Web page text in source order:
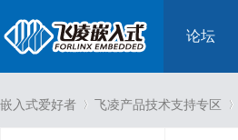
论坛
嵌入式爱好者 飞凌产品技术支持专区